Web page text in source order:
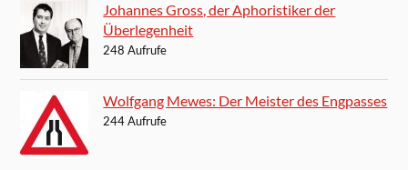
Johannes Gross, der Aphoristiker der
Überlegenheit
248 Aufrufe
Wolfgang Mewes: Der Meister des Engpasses
244 Aufrufe